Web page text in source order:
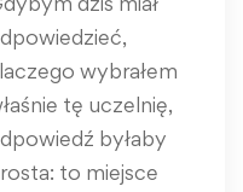
wybrałem
tę uczelnię,
byłaby
to miejsce